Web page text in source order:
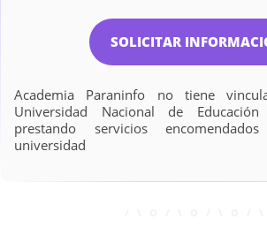
SOLICITAR
Academia Paraninfo no tiene
Universidad Nacional de
prestando servicios
universidad